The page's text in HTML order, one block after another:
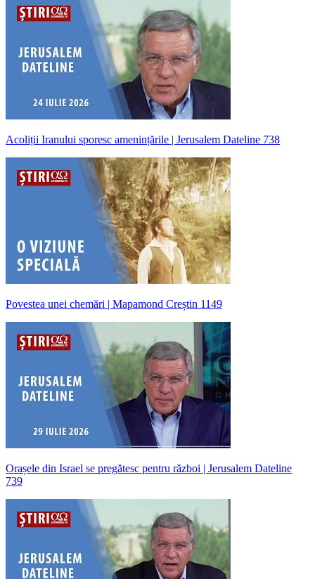
Acoliții Iranului sporesc amenințările | Jerusalem Dateline 738
Povestea unei chemări | Mapamond Creștin 1149
Orașele din Israel se pregătesc pentru război | Jerusalem Dateline
739